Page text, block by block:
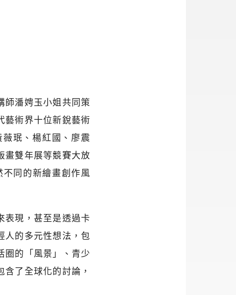
師潘娉玉小姐共同策
術界十位新銳藝術
珉、楊紅國、廖震
畫雙年展等競賽大放
同的新繪畫創作風
表現，甚至是透過卡
人的多元性想法，包
圈的「風景」、青少
了全球化的討論，